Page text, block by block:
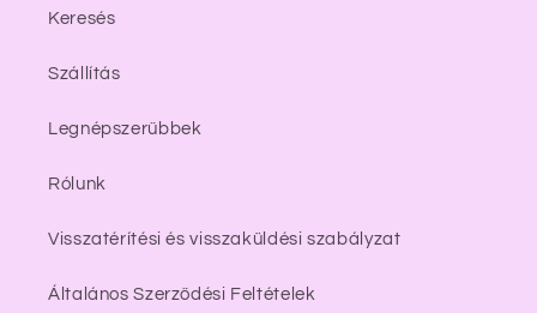
Keresés
Szállítás
Legnépszerűbbek
Rólunk
Visszatérítési és visszaküldési szabályzat
Általános Szerződési Feltételek